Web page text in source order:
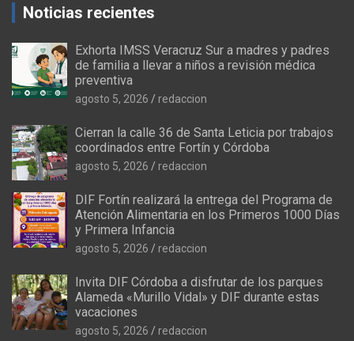
Noticias recientes
Exhorta IMSS Veracruz Sur a madres y padres
de familia a llevar a niños a revisión médica
preventiva
agosto 5, 2026 redaccion
Cierran la calle 36 de Santa Leticia por trabajos
coordinados entre Fortín y Córdoba
agosto 5, 2026 redaccion
DIF Fortín realizará la entrega del Programa de
Atención Alimentaria en los Primeros 1000 Días
y Primera Infancia
agosto 5, 2026 redaccion
Invita DIF Córdoba a disfrutar de los parques
Alameda «Murillo Vidal» y DIF durante estas
vacaciones
agosto 5, 2026 redaccion